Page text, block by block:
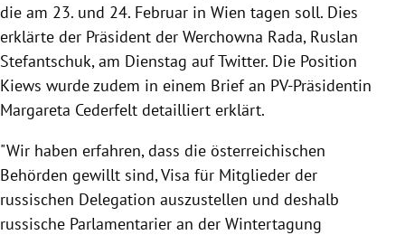
die am 23. und 24. Februar in Wien tagen soll. Dies
erklärte der Präsident der Werchowna Rada, Ruslan
Stefantschuk, am Dienstag auf Twitter. Die Position
Kiews wurde zudem in einem Brief an PV-Präsidentin
Margareta Cederfelt detailliert erklärt.
"Wir haben erfahren, dass die österreichischen
Behörden gewillt sind, Visa für Mitglieder der
russischen Delegation auszustellen und deshalb
russische Parlamentarier an der Wintertagung